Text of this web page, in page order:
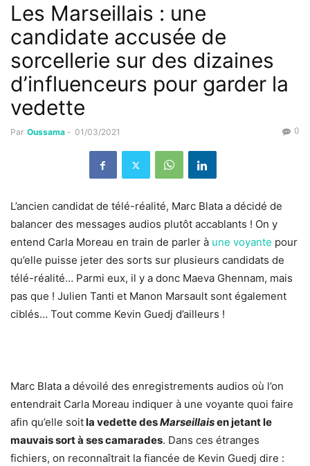
Les Marseillais : une
candidate accusée de
sorcellerie sur des dizaines
d’influenceurs pour garder la
vedette
Par Oussama - 01/03/2021 0
L’ancien candidat de télé-réalité, Marc Blata a décidé de
balancer des messages audios plutôt accablants ! On y
entend Carla Moreau en train de parler à une voyante pour
qu’elle puisse jeter des sorts sur plusieurs candidats de
télé-réalité… Parmi eux, il y a donc Maeva Ghennam, mais
pas que ! Julien Tanti et Manon Marsault sont également
ciblés… Tout comme Kevin Guedj d’ailleurs !
Marc Blata a dévoilé des enregistrements audios où l’on
entendrait Carla Moreau indiquer à une voyante quoi faire
afin qu’elle soitla vedette desMarseillaisen jetant le
mauvais sort à ses camarades. Dans ces étranges
fichiers, on reconnaîtrait la fiancée de Kevin Guedj dire :